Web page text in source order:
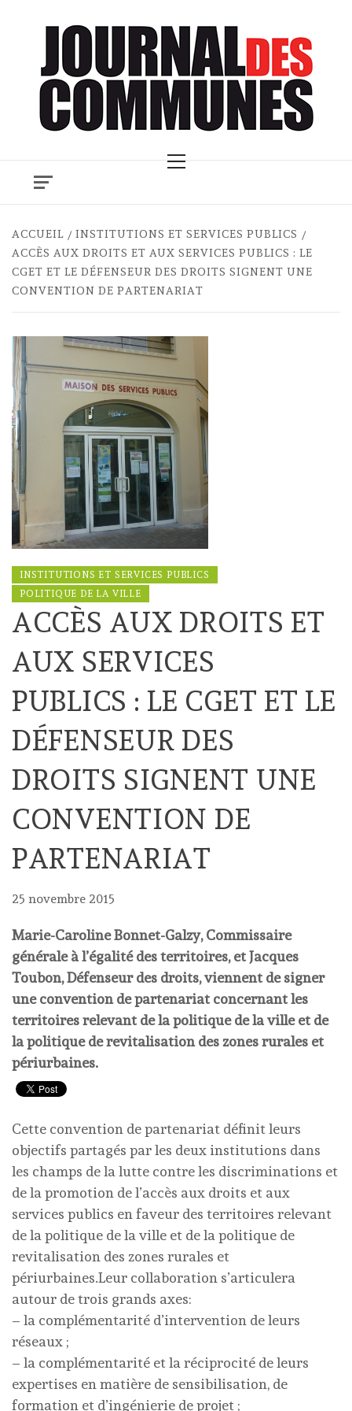
Menu
ACCUEIL
INSTITUTIONS ET SERVICES PUBLICS
ACCÈS AUX DROITS ET AUX SERVICES PUBLICS : LE
CGET ET LE DÉFENSEUR DES DROITS SIGNENT UNE
CONVENTION DE PARTENARIAT
INSTITUTIONS ET SERVICES PUBLICS
POLITIQUE DE LA VILLE
ACCÈS AUX DROITS ET
AUX SERVICES
PUBLICS : LE CGET ET LE
DÉFENSEUR DES
DROITS SIGNENT UNE
CONVENTION DE
PARTENARIAT
25 novembre 2015
Marie-Caroline Bonnet-Galzy, Commissaire
générale à l’égalité des territoires, et Jacques
Toubon, Défenseur des droits, viennent de signer
une convention de partenariat concernant les
territoires relevant de la politique de la ville et de
la politique de revitalisation des zones rurales et
périurbaines.
Cette convention de partenariat définit leurs
objectifs partagés par les deux institutions dans
les champs de la lutte contre les discriminations et
de la promotion de l’accès aux droits et aux
services publics en faveur des territoires relevant
de la politique de la ville et de la politique de
revitalisation des zones rurales et
périurbaines.Leur collaboration s’articulera
autour de trois grands axes:
– la complémentarité d’intervention de leurs
réseaux ;
– la complémentarité et la réciprocité de leurs
expertises en matière de sensibilisation, de
formation et d’ingénierie de projet ;